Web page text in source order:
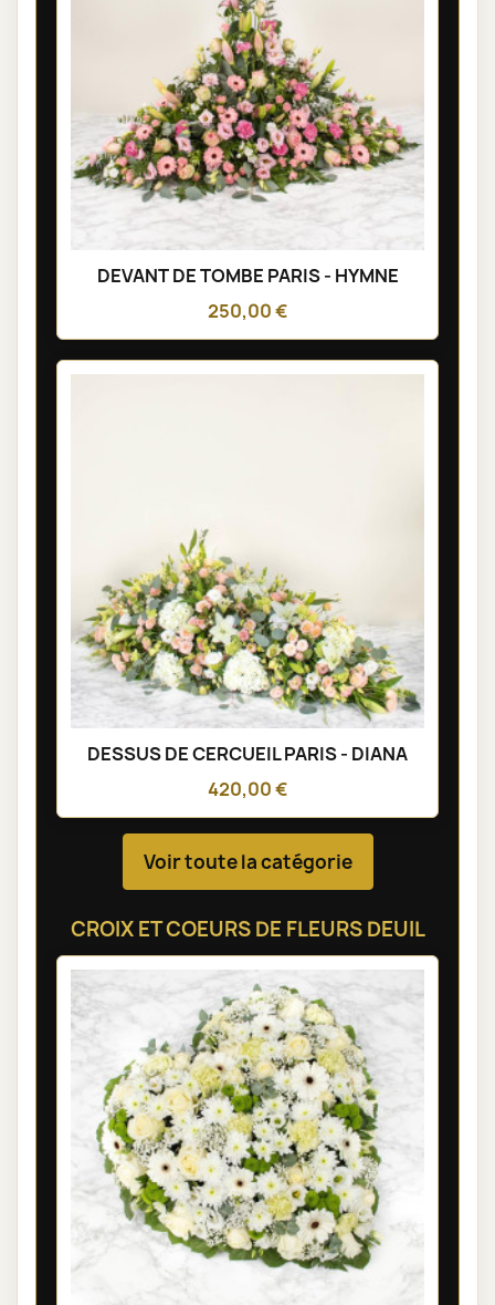
DEVANT DE TOMBE PARIS - HYMNE
250,00 €
DESSUS DE CERCUEIL PARIS - DIANA
420,00 €
Voir toute la catégorie
CROIX ET COEURS DE FLEURS DEUIL